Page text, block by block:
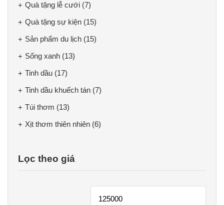
Quà tặng lễ cưới (7)
Quà tặng sự kiện (15)
Sản phẩm du lịch (15)
Sống xanh (13)
Tinh dầu (17)
Tinh dầu khuếch tán (7)
Túi thơm (13)
Xịt thơm thiên nhiên (6)
Lọc theo giá
Giá